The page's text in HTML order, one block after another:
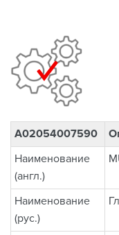
A02054007590
Наименование
(англ.)
Наименование
(рус.)